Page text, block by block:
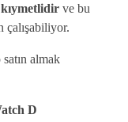
ve bu
çalışabiliyor.
satın almak
D